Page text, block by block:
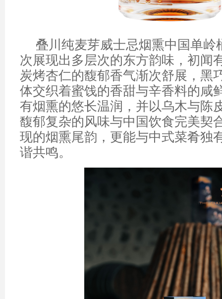
叠川纯麦芽威士忌烟熏中国单岭
次展现出多层次的东方韵味，初闻
炭烤杏仁的馥郁香气渐次舒展，黑
体交织着蜜饯的香甜与辛香料的咸
有烟熏的悠长温润，并以乌木与陈
馥郁复杂的风味与中国饮食完美契
现的烟熏尾韵，更能与中式菜肴独
谐共鸣。